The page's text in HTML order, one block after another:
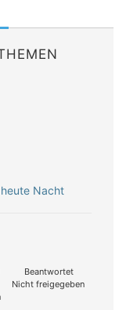
Nacht
Beantwortet
Nicht freigegeben